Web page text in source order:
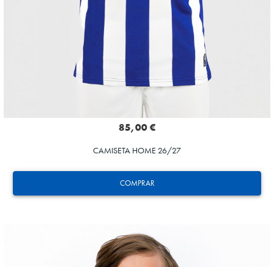
COMPRAR
85,00 €
CAMISETA HOME 26/27